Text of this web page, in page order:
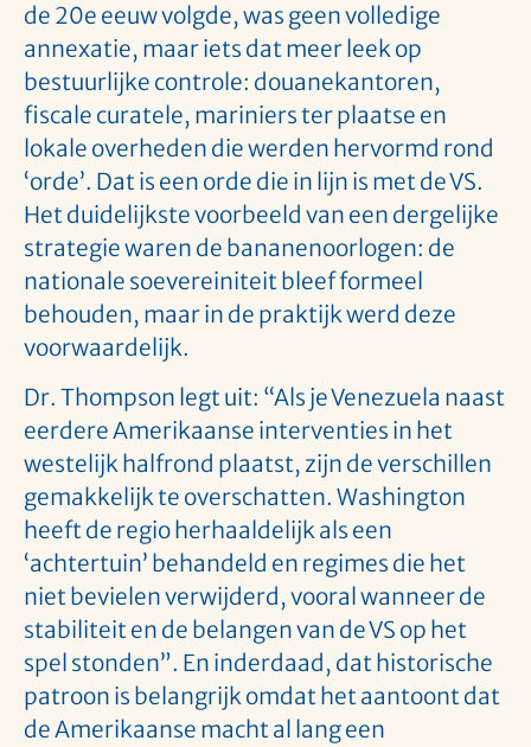
de 20e eeuw volgde, was geen volledige
annexatie, maar iets dat meer leek op
bestuurlijke controle: douanekantoren,
fiscale curatele, mariniers ter plaatse en
lokale overheden die werden hervormd rond
‘orde’. Dat is een orde die in lijn is met de VS.
Het duidelijkste voorbeeld van een dergelijke
strategie waren de bananenoorlogen: de
nationale soevereiniteit bleef formeel
behouden, maar in de praktijk werd deze
voorwaardelijk.
Dr. Thompson legt uit: “Als je Venezuela naast
eerdere Amerikaanse interventies in het
westelijk halfrond plaatst, zijn de verschillen
gemakkelijk te overschatten. Washington
heeft de regio herhaaldelijk als een
‘achtertuin’ behandeld en regimes die het
niet bevielen verwijderd, vooral wanneer de
stabiliteit en de belangen van de VS op het
spel stonden”. En inderdaad, dat historische
patroon is belangrijk omdat het aantoont dat
de Amerikaanse macht al lang een